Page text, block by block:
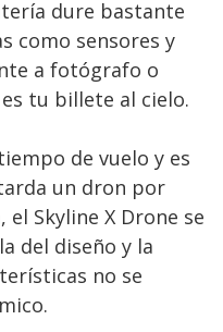
dure bastante
como sensores y
a fotógrafo o
tu billete al cielo.
de vuelo y es
un dron por
el Skyline X Drone se
del diseño y la
no se